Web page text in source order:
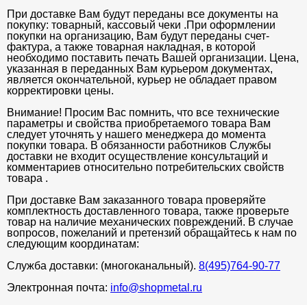
При доставке Вам будут переданы все документы на
покупку: товарный, кассовый чеки .При оформлении
покупки на организацию, Вам будут переданы счет-
фактура, а также товарная накладная, в которой
необходимо поставить печать Вашей организации. Цена,
указанная в переданных Вам курьером документах,
является окончательной, курьер не обладает правом
корректировки цены.
Внимание! Просим Вас помнить, что все технические
параметры и свойства приобретаемого товара Вам
следует уточнять у нашего менеджера до момента
покупки товара. В обязанности работников Службы
доставки не входит осуществление консультаций и
комментариев относительно потребительских свойств
товара .
При доставке Вам заказанного товара проверяйте
комплектность доставленного товара, также проверьте
товар на наличие механических повреждений. В случае
вопросов, пожеланий и претензий обращайтесь к нам по
следующим координатам:
Служба доставки: (многоканальный). 8(495)764-90-77
Электронная почта: info@shopmetal.ru